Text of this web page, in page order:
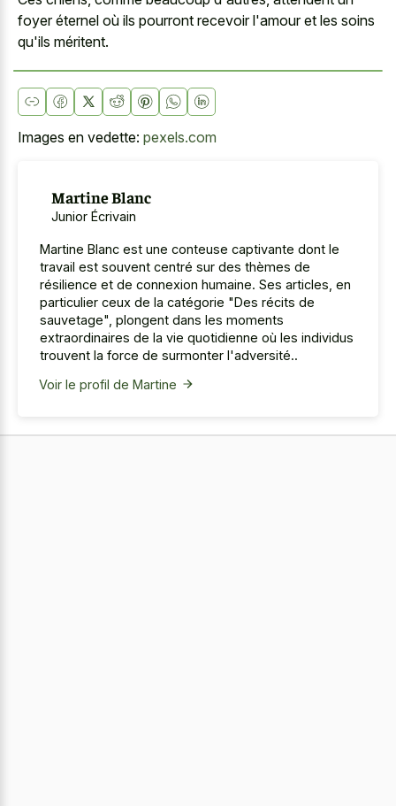
foyer éternel où ils pourront recevoir l'amour et les soins
qu'ils méritent.
Images en vedette: pexels.com
Martine Blanc
Junior Écrivain
Martine Blanc est une conteuse captivante dont le
travail est souvent centré sur des thèmes de
résilience et de connexion humaine. Ses articles, en
particulier ceux de la catégorie "Des récits de
sauvetage", plongent dans les moments
extraordinaires de la vie quotidienne où les individus
trouvent la force de surmonter l'adversité..
Voir le profil de Martine